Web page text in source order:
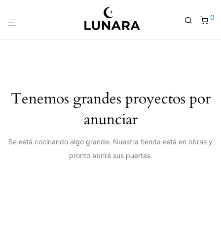
0
Tenemos grandes proyectos por
anunciar
Se está cocinando algo grande. Nuestra tienda está en obras y
pronto abrirá sus puertas.